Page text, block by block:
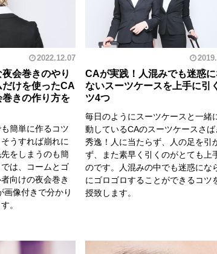
2022.12.07
会巻きのやり
けを使ったCA
きの作り方を
簡単に作るコツ
うすれば崩れに
をしまうのも簡
は、コームとゴ
向けの夜会巻き
画像付きで分かり
。
CAが実践！人混みでも迷惑に
ないスーツケースを上手に引
ツ4つ
毎日のようにスーツケースと一緒
動しているCAのスーツケースさば
秀逸！人に当たらず、人の足を引
ず、また素早く引くのがとても上
のです。人混みの中でも迷惑にな
にゴロゴロすることができるコツ
授致します。